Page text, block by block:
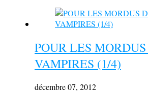
POUR LES
VAMPIRES (1/4)
décembre 07, 2012